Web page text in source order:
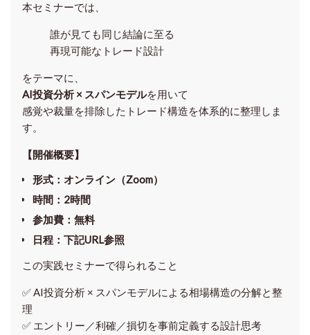
本セミナーでは、
誰が見ても同じ結論に至る
再現可能なトレード設計
をテーマに、
AI投資分析 × スパンモデルを用いて
感覚や裁量を排除したトレード構造を体系的に整理しま
す。
【開催概要】
形式：オンライン（Zoom）
時間 ：2時間
参加費：無料
日程：下記URL参照
この実践セミナーで得られること
✅ AI投資分析 × スパンモデルによる相場構造の分解と整
理
✅ エントリー／利確／損切を事前定義する設計思考